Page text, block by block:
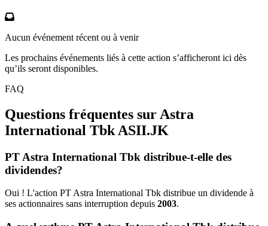
Aucun événement récent ou à venir
Les prochains événements liés à cette action s’afficheront ici dès
qu’ils seront disponibles.
FAQ
Questions fréquentes sur Astra
International Tbk ASII.JK
PT Astra International Tbk distribue-t-elle des
dividendes?
Oui ! L'action PT Astra International Tbk distribue un dividende à
ses actionnaires sans interruption depuis 2003.